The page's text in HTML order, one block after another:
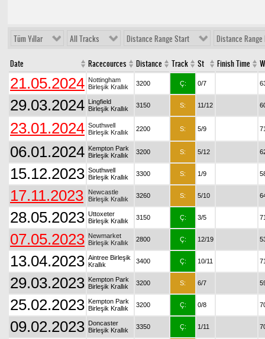
Tüm Yıllar All Tracks Distance Range Start Distance Range
Date Racecources Distance Track St Finish Time
21.05.2024 Nottingham
Birleşik Krallık
3200 Ç: 0/7
29.03.2024 Lingfield
Birleşik Krallık
3150 S: 11/12
23.01.2024 Southwell
Birleşik Krallık
2200 S: 5/9
06.01.2024 Kempton Park
Birleşik Krallık
3200 S: 5/12
15.12.2023 Southwell
Birleşik Krallık
3300 S: 1/9
17.11.2023
Newcastle
Birleşik Krallık
3260 S: 5/10
28.05.2023 Uttoxeter
Birleşik Krallık
3150 Ç: 3/5
07.05.2023 Newmarket
Birleşik Krallık
2800 Ç: 12/19
13.04.2023 Aintree Birleşik
Krallık
3400 Ç: 10/11
29.03.2023 Kempton Park
Birleşik Krallık
3200 S: 6/7
25.02.2023 Kempton Park
Birleşik Krallık
3200 Ç: 0/8
09.02.2023 Doncaster
Birleşik Krallık
3350 Ç: 1/11